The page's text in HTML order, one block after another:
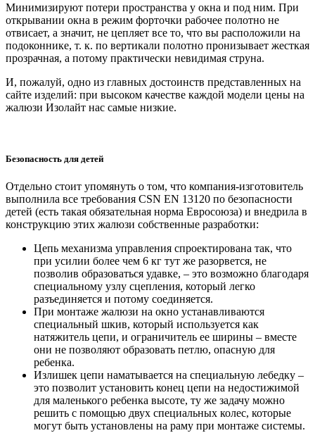
Минимизируют потери пространства у окна и под ним. При
открывании окна в режим форточки рабочее полотно не
отвисает, а значит, не цепляет все то, что вы расположили на
подоконнике, т. к. по вертикали полотно пронизывает жесткая
прозрачная, а потому практически невидимая струна.
И, пожалуй, одно из главных достоинств представленных на
сайте изделий: при высоком качестве каждой модели цены на
жалюзи Изолайт нас самые низкие.
Безопасность для детей
Отдельно стоит упомянуть о том, что компания-изготовитель
выполнила все требования CSN EN 13120 по безопасности
детей (есть такая обязательная норма Евросоюза) и внедрила в
конструкцию этих жалюзи собственные разработки:
Цепь механизма управления спроектирована так, что
при усилии более чем 6 кг тут же разорвется, не
позволив образоваться удавке, – это возможно благодаря
специальному узлу сцепления, который легко
разъединяется и потому соединяется.
При монтаже жалюзи на окно устанавливаются
специальный шкив, который используется как
натяжитель цепи, и ограничитель ее ширины – вместе
они не позволяют образовать петлю, опасную для
ребенка.
Излишек цепи наматывается на специальную лебедку –
это позволит установить конец цепи на недостижимой
для маленького ребенка высоте, ту же задачу можно
решить с помощью двух специальных колес, которые
могут быть установлены на раму при монтаже системы.